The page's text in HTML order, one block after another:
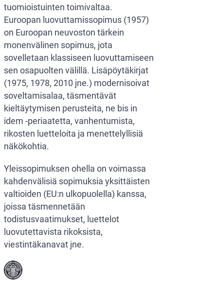
tuomioistuinten toimivaltaa.
Euroopan luovuttamissopimus (1957)
on Euroopan neuvoston tärkein
monenvälinen sopimus, jota
sovelletaan klassiseen luovuttamiseen
sen osapuolten välillä. Lisäpöytäkirjat
(1975, 1978, 2010 jne.) modernisoivat
soveltamisalaa, täsmentävät
kieltäytymisen perusteita, ne bis in
idem -periaatetta, vanhentumista,
rikosten luetteloita ja menettelyllisiä
näkökohtia.
Yleissopimuksen ohella on voimassa
kahdenvälisiä sopimuksia yksittäisten
valtioiden (EU:n ulkopuolella) kanssa,
joissa täsmennetään
todistusvaatimukset, luettelot
luovutettavista rikoksista,
viestintäkanavat jne.